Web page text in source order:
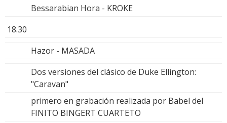
Bessarabian Hora - KROKE
18.30
Hazor - MASADA
Dos versiones del clásico de Duke Ellington:
"Caravan"
primero en grabación realizada por Babel del
FINITO BINGERT CUARTETO